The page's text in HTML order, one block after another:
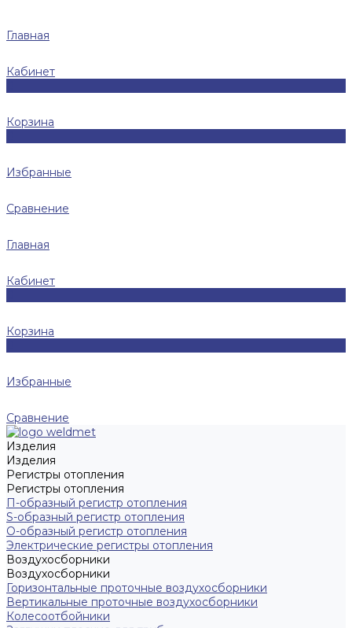
Главная
Кабинет
Корзина
Избранные
Сравнение
Главная
Кабинет
Корзина
Избранные
Сравнение
Изделия
Изделия
Регистры отопления
Регистры отопления
П-образный регистр отопления
S-образный регистр отопления
O-образный регистр отопления
Электрические регистры отопления
Воздухосборники
Воздухосборники
Горизонтальные проточные воздухосборники
Вертикальные проточные воздухосборники
Колесоотбойники